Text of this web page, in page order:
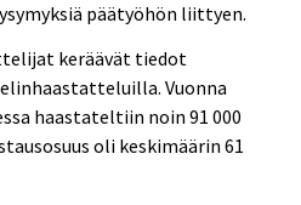
päätyöhön liittyen.
keräävät tiedot
Vuonna
haastateltiin noin 91 000
oli keskimäärin 61